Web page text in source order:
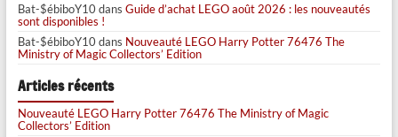
Bat-$ébiboY10dans Guide d’achat LEGO août 2026 : les nouveautés
sont disponibles !
Bat-$ébiboY10dans Nouveauté LEGO Harry Potter 76476 The
Ministry of Magic Collectors’ Edition
Articles récents
Nouveauté LEGO Harry Potter 76476 The Ministry of Magic
Collectors’ Edition